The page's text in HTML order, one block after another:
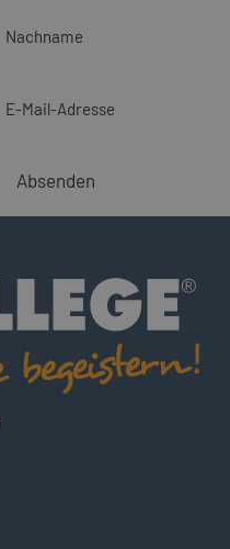
Nachname
E-Mail-Adresse
Absenden